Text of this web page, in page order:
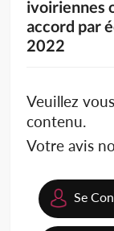
ivoiriennes
accord par
2022
Veuillez
contenu.
Votre avis
Se